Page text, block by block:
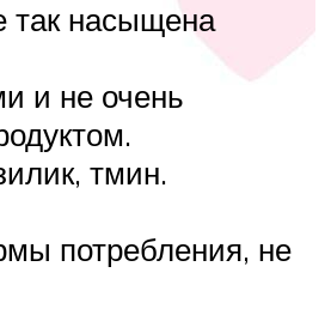
так насыщена
и не очень
тмин.
потребления, не